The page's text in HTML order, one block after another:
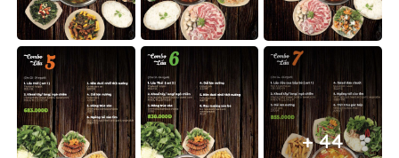
+ 44